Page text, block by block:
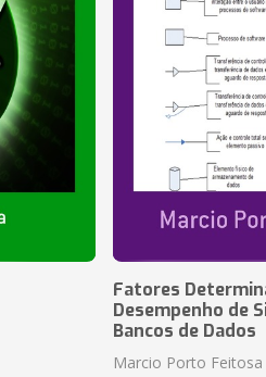
Fatores
Desempenho de
Bancos de Dados
Marcio Porto Feitosa